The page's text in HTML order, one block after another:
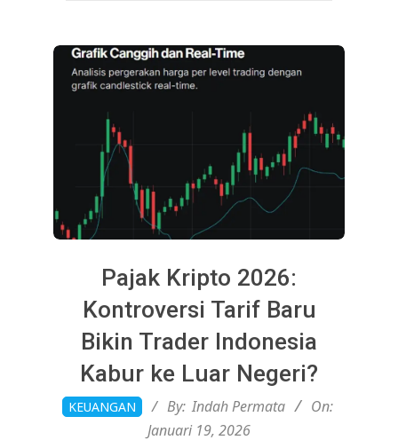
Pajak Kripto 2026:
Kontroversi Tarif Baru
Bikin Trader Indonesia
Kabur ke Luar Negeri?
2026-
01-
KEUANGAN By: Indah Permata
On:
Januari 19, 2026